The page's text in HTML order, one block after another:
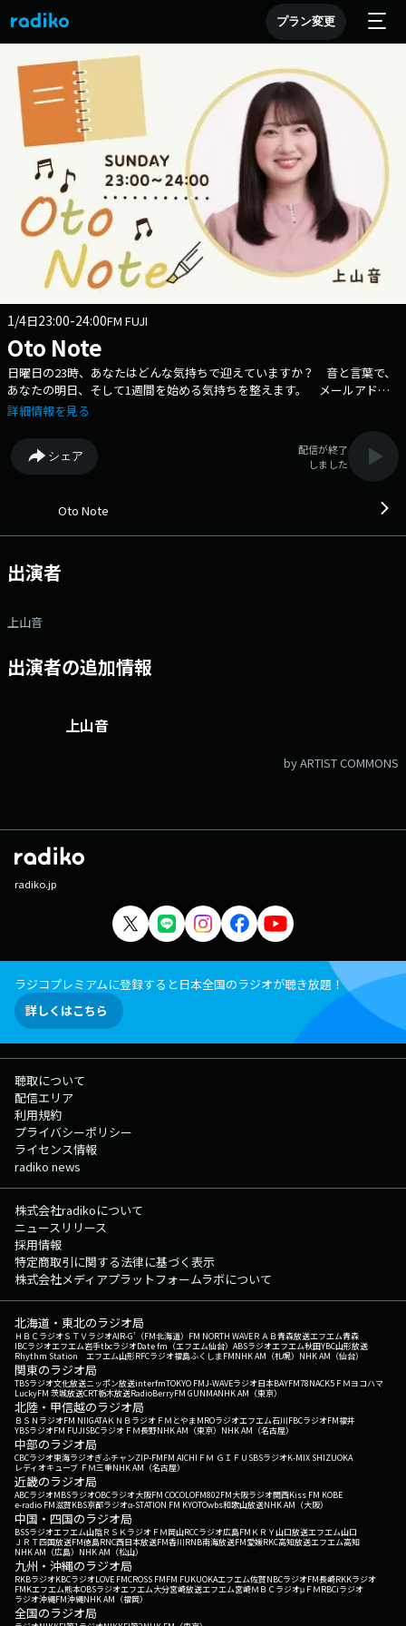
プラン変更
1/4日23:00-24:00FM FUJI
Oto Note
日曜日の23時、あなたはどんな気持ちで迎えていますか？ 音と言葉で、
あなたの明日、そして1週間を始める気持ちを整えます。 メールアドレ
スは、oto@fmfuji.jp Xアカウントは「@jocvfm」 Xハッシュタグは「#
詳細情報を見る
シェア
配信が終了
しました
Oto Note
出演者
上山音
出演者の追加情報
上山音
by ARTIST COMMONS
radiko.jp
ラジコプレミアムに登録すると日本全国のラジオが聴き放題！
詳しくはこちら
聴取について
配信エリア
利用規約
プライバシーポリシー
ライセンス情報
radiko news
株式会社radikoについて
ニュースリリース
採用情報
特定商取引に関する法律に基づく表示
株式会社メディアプラットフォームラボについて
北海道・東北のラジオ局
ＨＢＣラジオＳＴＶラジオAIR-G'（FM北海道） FM NORTH WAVEＲＡＢ青森放送エフエム青森
IBCラジオエフエム岩手tbcラジオDate fm（エフエム仙台） ABSラジオエフエム秋田YBC山形放送
Rhythm Station エフエム山形RFCラジオ福島ふくしまFMNHK AM（札幌） NHK AM（仙台）
関東のラジオ局
TBSラジオ文化放送ニッポン放送interfmTOKYO FMJ-WAVEラジオ日本BAYFM78NACK5 ＦＭヨコハマ
LuckyFM 茨城放送CRT栃木放送RadioBerryFM GUNMANHK AM（東京）
北陸・甲信越のラジオ局
ＢＳＮラジオFM NIIGATAＫＮＢラジオ ＦＭとやまMROラジオエフエム石川FBCラジオFM福井
YBSラジオFM FUJISBCラジオ ＦＭ長野NHK AM（東京） NHK AM（名古屋）
中部のラジオ局
CBCラジオ東海ラジオぎふチャンZIP-FMFM AICHI ＦＭ ＧＩＦＵ SBSラジオK-MIX SHIZUOKA
レディオキューブ ＦＭ三重NHK AM（名古屋）
近畿のラジオ局
ABCラジオMBSラジオOBCラジオ大阪FM COCOLOFM802FM大阪ラジオ関西Kiss FM KOBE
e-radio FM滋賀KBS京都ラジオα-STATION FM KYOTOwbs和歌山放送NHK AM（大阪）
中国・四国のラジオ局
BSSラジオエフエム山陰ＲＳＫラジオ ＦＭ岡山RCCラジオ広島FM ＫＲＹ山口放送エフエム山口
ＪＲＴ四国放送FM徳島RNC西日本放送FM香川RNB南海放送FM愛媛RKC高知放送エフエム高知
NHK AM（広島） NHK AM（松山）
九州・沖縄のラジオ局
RKBラジオKBCラジオLOVE FMCROSS FMFM FUKUOKAエフエム佐賀NBCラジオFM長崎RKKラジオ
FMKエフエム熊本OBSラジオエフエム大分宮崎放送エフエム宮崎ＭＢＣラジオμＦＭRBCiラジオ
ラジオ沖縄FM沖縄NHK AM（福岡）
全国のラジオ局